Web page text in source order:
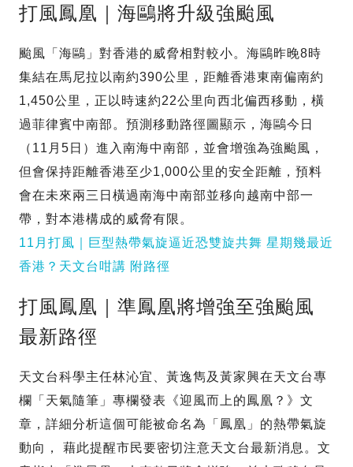
打風鳳凰｜海鷗將升級強颱風
颱風「海鷗」對香港的威脅相對較小。海鷗昨晚8時
集結在馬尼拉以南約390公里，距離香港東南偏南約
1,450公里，正以時速約22公里向西北偏西移動，橫
過菲律賓中南部。預測移動路徑圖顯示，海鷗今日
（11月5日）進入南海中南部，並會增強為強颱風，
但會保持距離香港至少1,000公里的安全距離，預料
會在未來兩三日橫過南海中南部並移向越南中部一
帶，對本港構成的威脅有限。
11月打風｜巨型熱帶氣旋逼近恐雙旋共舞 星期幾最近
香港？天文台咁講 附路徑
打風鳳凰｜準鳳凰將增強至強颱風
最新路徑
天文台科學主任林沁宜、黃逸雋及黃家興在天文台專
欄「天氣隨筆」專欄發表《迎風而上的鳳凰？》文
章，詳細分析這個可能被命名為「鳳凰」的熱帶氣旋
動向， 藉此提醒市民要密切注意天文台最新消息。文